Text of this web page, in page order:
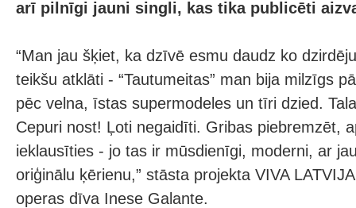
arī pilnīgi jauni singli, kas tika publicēti
“Man jau šķiet, ka dzīvē esmu daudz ko
teikšu atklāti - “Tautumeitas” man bija milzīgs
pēc velna, īstas supermodeles un tīri dzied.
Cepuri nost! Ļoti negaidīti. Gribas piebremzēt,
ieklausīties - jo tas ir mūsdienīgi, moderni, ar
oriģinālu ķērienu,” stāsta projekta VIVA
operas dīva Inese Galante.